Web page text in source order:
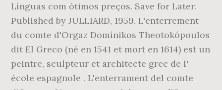
Línguas com ótimos preços. Save for Later.
Published by JULLIARD, 1959. L'enterrement
du comte d'Orgaz Domínikos Theotokópoulos
dit El Greco (né en 1541 et mort en 1614) est un
peintre, sculpteur et architecte grec de l'
école espagnole . L'enterrament del comte